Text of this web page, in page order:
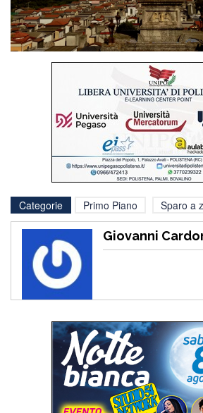
Categorie Primo Piano Sparo a
Giovanni